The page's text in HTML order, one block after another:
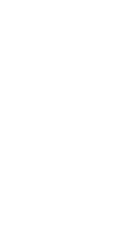
CHANEL Fragrance